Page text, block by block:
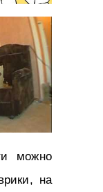
можно
на